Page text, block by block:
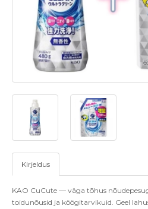
Kirjeldus
KAO CuCute — väga tõhus
toidunõusid ja köögitarvikuid. Geel